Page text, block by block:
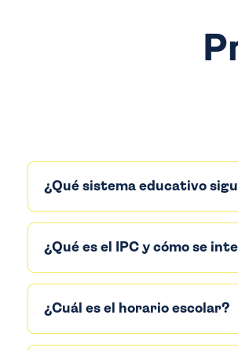
¿Qué sistema educativo
¿Qué es el IPC y cómo se
¿Cuál es el horario escolar?